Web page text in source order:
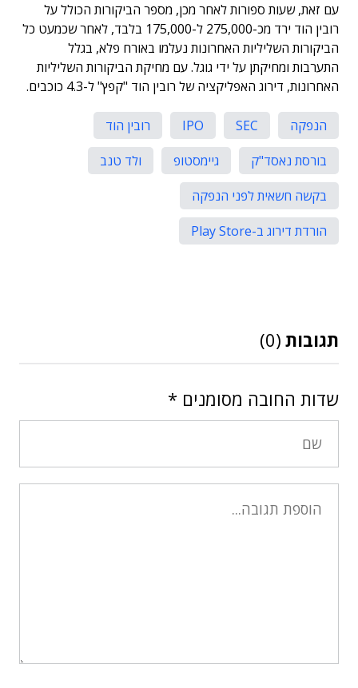
עם זאת, שעות ספורות לאחר מכן, מספר הביקורות הכולל על
רובין הוד ירד מכ-275,000 ל-175,000 בלבד, לאחר שכמעט כל
הביקורות השליליות האחרונות נעלמו באורח פלא, בגלל
התערבות ומחיקתן על ידי גוגל. עם מחיקת הביקורות השליליות
האחרונות, דירוג האפליקציה של רובין הוד "קפץ" ל-4.3 כוכבים.
הנפקה SEC
IPO
רובין הוד
בורסת נאסד"ק
גיימסטופ
ולד טנב
בקשה חשאית לפני הנפקה
הורדת דירוג ב-Play Store
תגובות (0)
שדות החובה מסומנים *